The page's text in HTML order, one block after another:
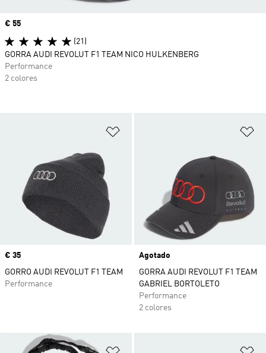
Precio
€ 35
GORRO AUDI REVOLUT F1 TEAM
Performance
Agotado
GORRA AUDI REVOLUT F1 TEAM
GABRIEL BORTOLETO
Performance
2 colores
Precio
€ 55
(21)
GORRA AUDI REVOLUT F1 TEAM NICO HULKENBERG
Performance
2 colores